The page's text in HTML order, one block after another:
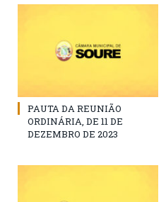
PAUTA DA REUNIÃO
ORDINÁRIA, DE 11 DE
DEZEMBRO DE 2023